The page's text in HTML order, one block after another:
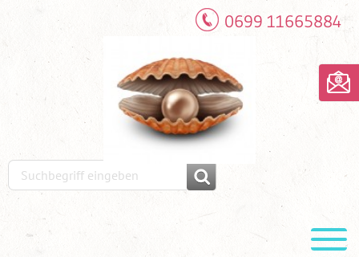
0699 11665884